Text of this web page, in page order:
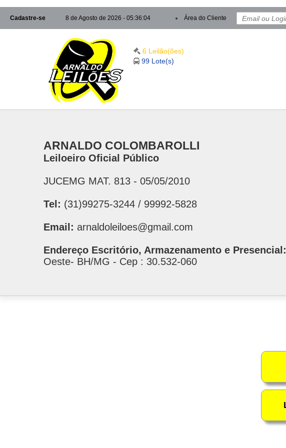
Cadastre-se 8 de Agosto de 2026 - 05:36:04 Área do Cliente
6 Leilão(ões)
99 Lote(s)
ARNALDO COLOMBAROLLI
Leiloeiro Oficial Público
JUCEMG MAT. 813 - 05/05/2010
Tel: (31)99275-3244 / 99992-5828
Email: arnaldoleiloes@gmail.com
Endereço Escritório, Armazenamento e Presencial:
Oeste- BH/MG - Cep : 30.532-060